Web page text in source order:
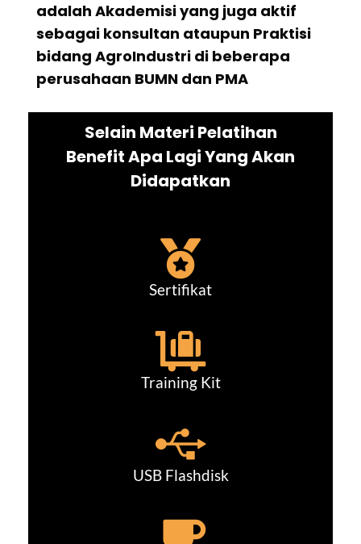
adalah Akademisi yang juga aktif
sebagai konsultan ataupun Praktisi
bidang AgroIndustri di beberapa
perusahaan BUMN dan PMA
Selain Materi Pelatihan
Benefit Apa Lagi Yang Akan
Didapatkan
Sertifikat
Training Kit
USB Flashdisk